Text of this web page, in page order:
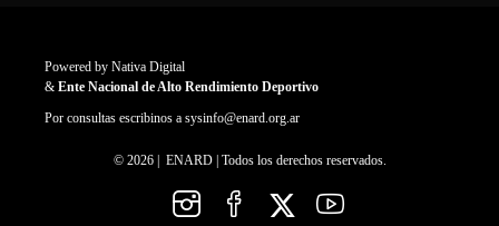
Powered by Nativa Digital
& Ente Nacional de Alto Rendimiento Deportivo
Por consultas escribinos a sysinfo@enard.org.ar
© 2026 | ENARD | Todos los derechos reservados.